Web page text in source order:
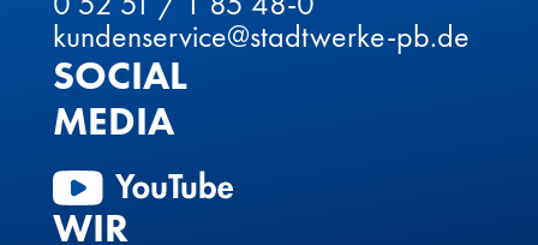
kundenservice@stadtwerke-pb.de
SOCIAL
MEDIA
WIR